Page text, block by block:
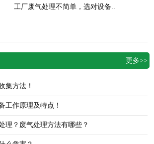
工厂废气处理不简单，选对设备..
更多>>
集方法！
工作原理及特点！
理？废气处理方法有哪些？